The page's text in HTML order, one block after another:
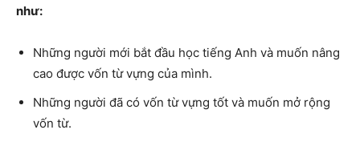
như:
Những người mới bắt đầu học tiếng Anh và muốn nâng
cao được vốn từ vựng của mình.
Những người đã có vốn từ vựng tốt và muốn mở rộng
vốn từ.